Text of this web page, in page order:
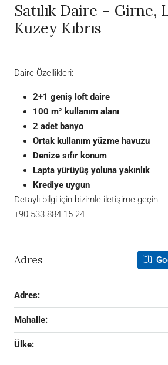
Satılık Daire – Girne,
Kuzey Kıbrıs
Daire Özellikleri:
2+1 geniş loft daire
100 m² kullanım alanı
2 adet banyo
Ortak kullanım yüzme havuzu
Denize sıfır konum
Lapta yürüyüş yoluna yakınlık
Krediye uygun
Detaylı bilgi için bizimle iletişime geçin
+90 533 884 15 24
Adres
Adres:
Mahalle:
Ülke: